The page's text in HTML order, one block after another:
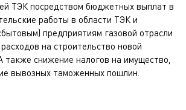
ТЭК посредством бюджетных выплат в
работы в области ТЭК и
предприятиям газовой отрасли
на строительство новой
также снижение налогов на имущество,
вывозных таможенных пошлин.